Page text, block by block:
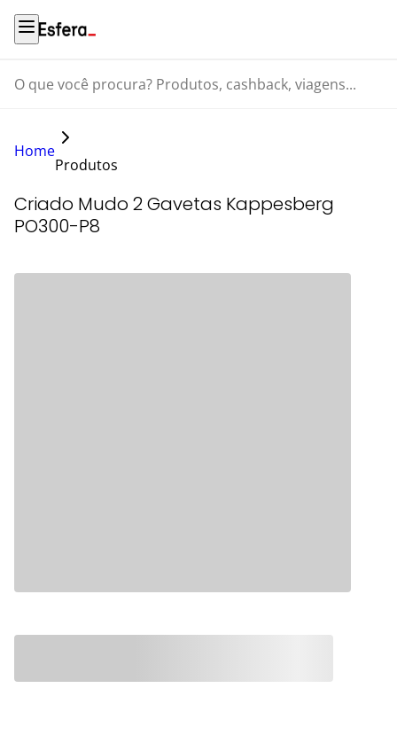
O que você procura? Produtos, cashback, viagens...
Home
Produtos
Criado Mudo 2 Gavetas Kappesberg
PO300-P8